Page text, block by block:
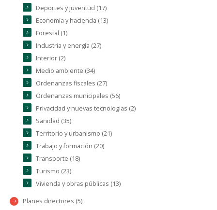
Deportes y juventud (17)
Economía y hacienda (13)
Forestal (1)
Industria y energía (27)
Interior (2)
Medio ambiente (34)
Ordenanzas fiscales (27)
Ordenanzas municipales (56)
Privacidad y nuevas tecnologías (2)
Sanidad (35)
Territorio y urbanismo (21)
Trabajo y formación (20)
Transporte (18)
Turismo (23)
Vivienda y obras públicas (13)
Planes directores (5)